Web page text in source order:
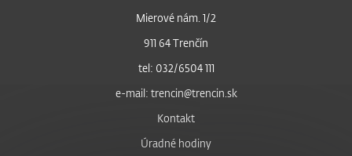
Mierové nám. 1/2
911 64 Trenčín
tel: 032/6504 111
e-mail: trencin@trencin.sk
Kontakt
Úradné hodiny